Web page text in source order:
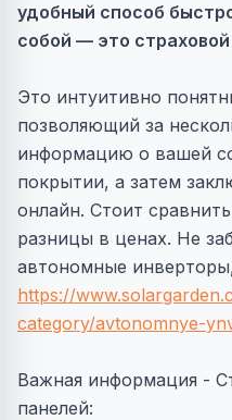
удобный способ
собой — это страховой
Это интуитивно
позволяющий за
информацию о вашей
покрытии, а затем
онлайн. Стоит
разницы в ценах. Не
автономные
https://
category/avtonomnye-
Важная информация -
панелей: